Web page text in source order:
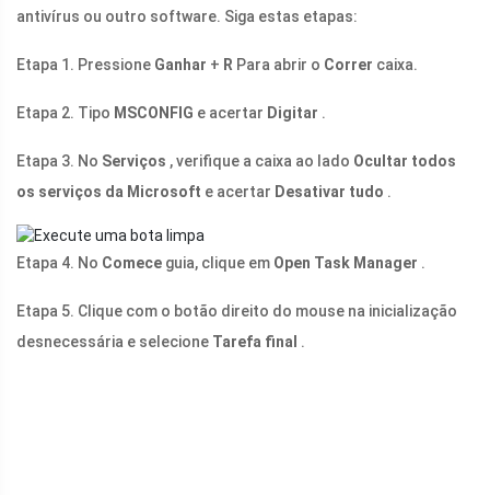
antivírus ou outro software. Siga estas etapas:
Etapa 1. Pressione Ganhar + R Para abrir o Correr caixa.
Etapa 2. Tipo MSCONFIG e acertar Digitar .
Etapa 3. No Serviços , verifique a caixa ao lado Ocultar todos
os serviços da Microsoft e acertar Desativar tudo .
Etapa 4. No Comece guia, clique em Open Task Manager .
Etapa 5. Clique com o botão direito do mouse na inicialização
desnecessária e selecione Tarefa final .